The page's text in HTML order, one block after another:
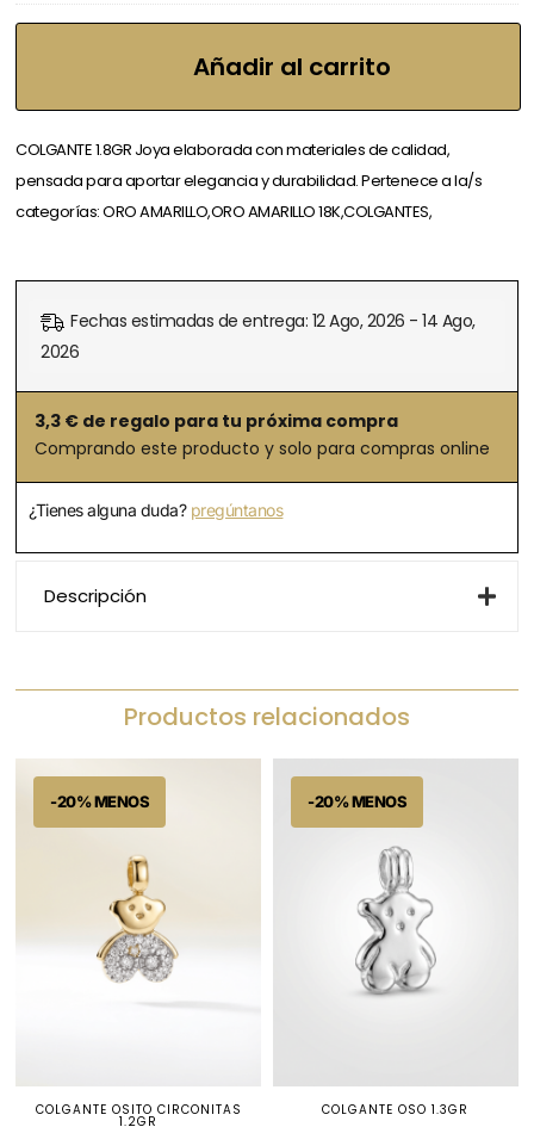
Añadir al carrito
COLGANTE 1.8GR Joya elaborada con materiales de calidad,
pensada para aportar elegancia y durabilidad. Pertenece a la/s
categorías: ORO AMARILLO,ORO AMARILLO 18K,COLGANTES,
Fechas estimadas de entrega: 12 Ago, 2026 - 14 Ago,
2026
3,3 € de regalo para tu próxima compra
Comprando este producto y solo para compras online
¿Tienes alguna duda? pregúntanos
Descripción
Productos relacionados
COLGANTE OSITO CIRCONITAS
1.2GR
COLGANTE OSO 1.3GR